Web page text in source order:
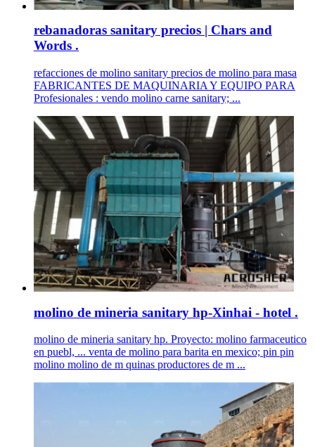
rebanadoras sanitary precios | Chars and
Words .
refacciones de molino sanitary precios de molino para masa
FABRICANTES DE MAQUINARIA Y EQUIPO PARA
Profesionales : vendo molino carne sanitary; ...
molino de mineria sanitary hp-Xinhai - hotel .
molino de mineria sanitary hp. Proyecto: molino farmaceutico
en puebl, ... venta de molino para barita en mexico; pin pin
molino molino de m quinas productores de m ...